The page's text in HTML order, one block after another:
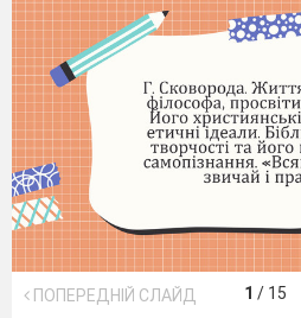
ПОПЕРЕДНІЙ СЛАЙД 1 / 15